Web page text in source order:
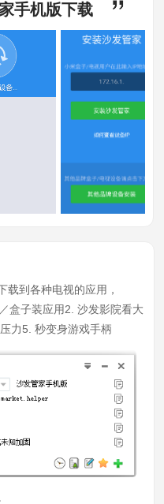
手机版下载
载到各种电视的应用，
盒子装应用2. 沙发影院看大
力5. 秒变身游戏手柄